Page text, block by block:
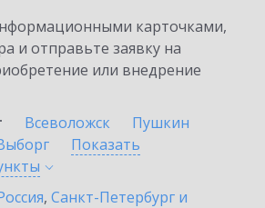
карточками,
и отправьте заявку на
или внедрение
Всеволожск
Пушкин
Показать
, Санкт-Петербург и